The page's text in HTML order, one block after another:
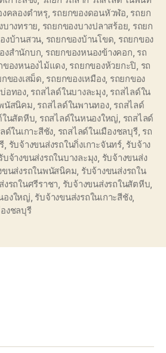
คลองตำหรุ, รถยกของดอนหัวฬ่อ รถยก
บางทราย รถยกของบางปลาสร้อย รถยก
งบ้านสวน รถยกของบ้านโขด รถยกของ
งสำนักบก รถยกของหนองข้างคอก รถ
ของหนองไม้แดง, รถยกของห้วยกะปิ รถ
กของเสม็ด รถยกของเหมือง, รถยกของ
อทอง, รถสไลด์ในบางละมุง, รถสไลด์ใน
นัสนิคม รถสไลด์ในพานทอง, รถสไลด์
ในสัตหีบ รถสไลด์ในหนองใหญ่ รถสไลด์
ด์ในเกาะสีชัง รถสไลด์ในเมืองชลบุรี, รถ
รับจ้างขนส่งรถในกิ่งเกาะจันทร์, รับจ้าง
บจ้างขนส่งรถในบางละมุง รับจ้างขนส่ง
ขนส่งรถในพนัสนิคม รับจ้างขนส่งรถใน
งรถในศรีราชา รับจ้างขนส่งรถในสัตหีบ
องใหญ่ รับจ้างขนส่งรถในเกาะสีชัง,
งชลบุรี